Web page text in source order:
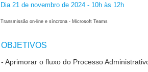
Dia 21 de novembro de 2024 - 10h às 12h
Transmissão on-line e síncrona - Microsoft Teams
OBJETIVOS
- Aprimorar o fluxo do Processo